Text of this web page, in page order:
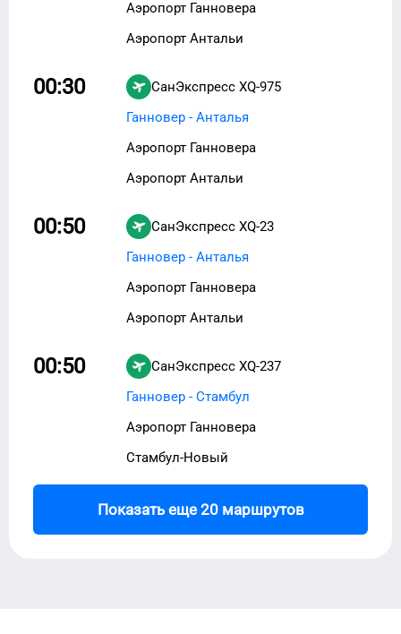
Аэропорт Ганновера
Аэропорт Антальи
00:30 СанЭкспресс XQ-975
Ганновер - Анталья
Аэропорт Ганновера
Аэропорт Антальи
00:50 СанЭкспресс XQ-23
Ганновер - Анталья
Аэропорт Ганновера
Аэропорт Антальи
00:50 СанЭкспресс XQ-237
Ганновер - Стамбул
Аэропорт Ганновера
Стамбул-Новый
Показать еще 20 маршрутов